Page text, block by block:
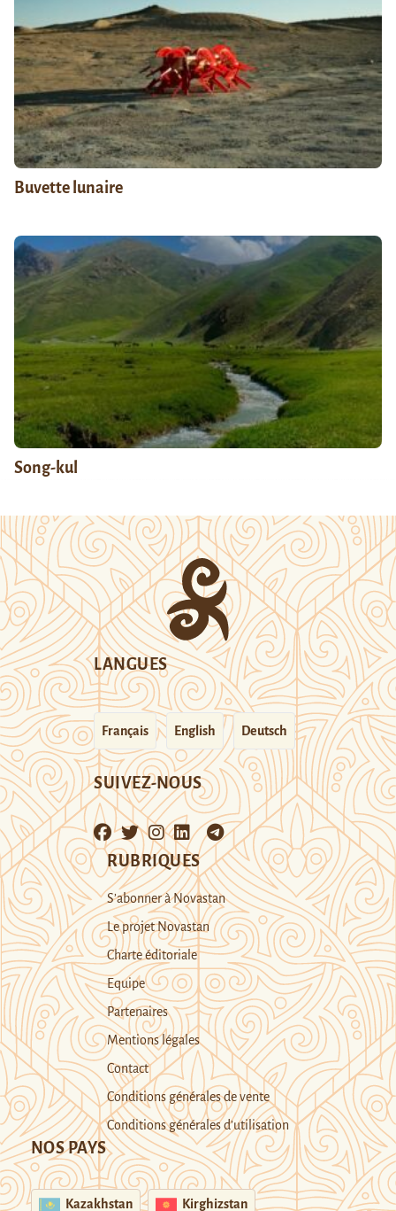
Buvette lunaire
Song-kul
LANGUES
Français English Deutsch
SUIVEZ-NOUS
RUBRIQUES
S’abonner à Novastan
Le projet Novastan
Charte éditoriale
Equipe
Partenaires
Mentions légales
Contact
Conditions générales de vente
Conditions générales d’utilisation
NOS PAYS
Kazakhstan Kirghizstan